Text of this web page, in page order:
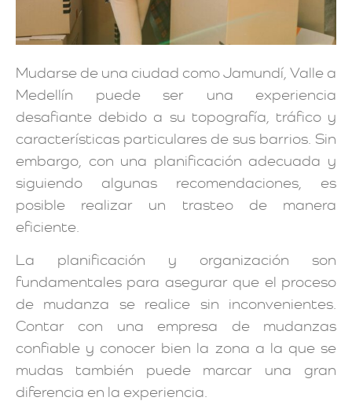
Mudarse de una ciudad como Jamundí, Valle a
Medellín puede ser una experiencia
desafiante debido a su topografía, tráfico y
características particulares de sus barrios. Sin
embargo, con una planificación adecuada y
siguiendo algunas recomendaciones, es
posible realizar un trasteo de manera
eficiente.
La planificación y organización son
fundamentales para asegurar que el proceso
de mudanza se realice sin inconvenientes.
Contar con una empresa de mudanzas
confiable y conocer bien la zona a la que se
mudas también puede marcar una gran
diferencia en la experiencia.